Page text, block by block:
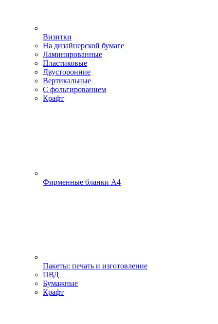
Визитки
На дизайнерской бумаге
Ламинированные
Пластиковые
Двусторонние
Вертикальные
С фольгированием
Крафт
Фирменные бланки А4
Пакеты: печать и изготовление
ПВД
Бумажные
Крафт